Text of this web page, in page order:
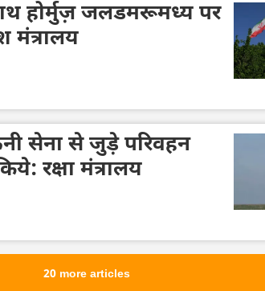
होर्मुज़ जलडमरूमध्य पर
मंत्रालय
सेना से जुड़े परिवहन
रक्षा मंत्रालय
20 more articles